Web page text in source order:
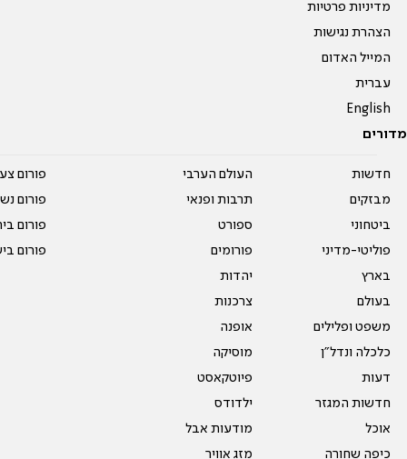
מדיניות פרטיות
הצהרת נגישות
המייל האדום
עברית
English
מדורים
חדשות
מבזקים
ביטחוני
פוליטי-מדיני
בארץ
בעולם
משפט ופלילים
כלכלה ונדל"ן
דעות
חדשות המגזר
אוכל
כיפה שחורה
העולם הערבי
תרבות ופנאי
ספורט
פורומים
יהדות
צרכנות
אופנה
מוסיקה
פיוטקאסט
ילדודס
מודעות אבל
מזג אוויר
פורום
פורום
פורום
פורום